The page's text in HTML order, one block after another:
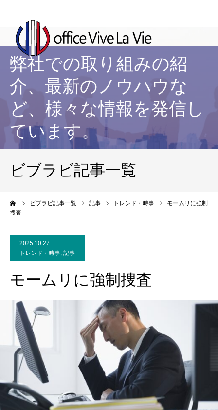
弊社での取り組みの紹
介、最新のノウハウな
ど、様々な情報を発信し
ています。
ビブラビ記事一覧
ビブラビ記事一覧 記事 トレンド・時事
モームリに強制
捜査
2025.10.27
トレンド・時事, 記事
モームリに強制捜査